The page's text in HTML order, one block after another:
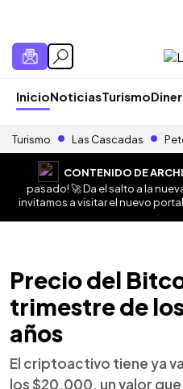
InicioNoticiasTurismo
Turismo Las Cascadas
CONTENIDO DE
pasado! 🚀 Da el salto a la
invitamos a visitar el nuevo
Precio del
trimestre de
años
El criptoactivo tiene ya
los $20,000, un valor